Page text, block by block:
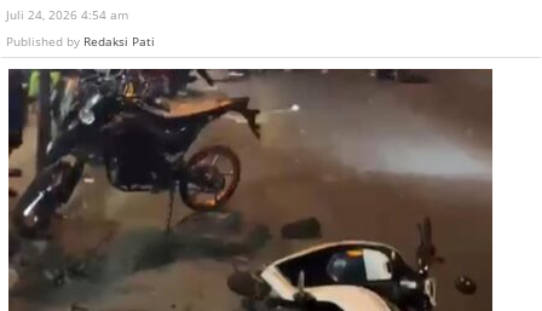
Juli 24, 2026 4:54 am
Published by Redaksi Pati